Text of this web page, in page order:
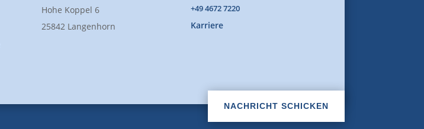
Hohe Koppel 6
25842 Langenhorn
+49 4672 7220
Karriere
NACHRICHT SCHICKEN